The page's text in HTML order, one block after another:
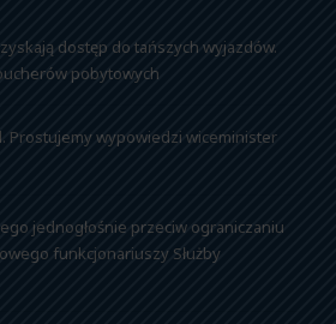
zyskają dostęp do tańszych wyjazdów.
pobytowych
Prostujemy wypowiedzi wiceminister
jednogłośnie przeciw ograniczaniu
funkcjonariuszy Służby